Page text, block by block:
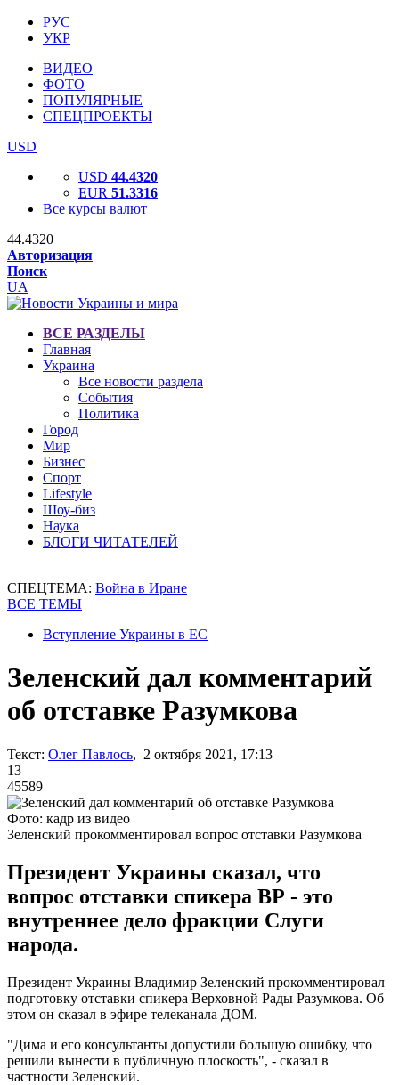
РУС
УКР
ВИДЕО
ФОТО
ПОПУЛЯРНЫЕ
СПЕЦПРОЕКТЫ
USD
USD 44.4320
EUR 51.3316
Все курсы валют
44.4320
Авторизация
Поиск
UA
ВСЕ РАЗДЕЛЫ
Главная
Украина
Все новости раздела
События
Политика
Город
Мир
Бизнес
Спорт
Lifestyle
Шоу-биз
Наука
БЛОГИ ЧИТАТЕЛЕЙ
СПЕЦТЕМА: Война в Иране
ВСЕ ТЕМЫ
Вступление Украины в ЕС
Зеленский дал комментарий
об отставке Разумкова
Текст: Олег Павлось, 2 октября 2021, 17:13
13
45589
Фото: кадр из видео
Зеленский прокомментировал вопрос отставки Разумкова
Президент Украины сказал, что
вопрос отставки спикера ВР - это
внутреннее дело фракции Слуги
народа.
Президент Украины Владимир Зеленский прокомментировал
подготовку отставки спикера Верховной Рады Разумкова. Об
этом он сказал в эфире телеканала ДОМ.
"Дима и его консультанты допустили большую ошибку, что
решили вынести в публичную плоскость", - сказал в
частности Зеленский.